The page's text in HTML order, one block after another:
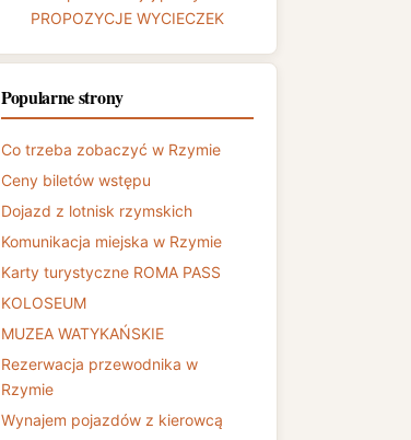
PROPOZYCJE WYCIECZEK
Popularne strony
Co trzeba zobaczyć w Rzymie
Ceny biletów wstępu
Dojazd z lotnisk rzymskich
Komunikacja miejska w Rzymie
Karty turystyczne ROMA PASS
KOLOSEUM
MUZEA WATYKAŃSKIE
Rezerwacja przewodnika w
Rzymie
Wynajem pojazdów z kierowcą